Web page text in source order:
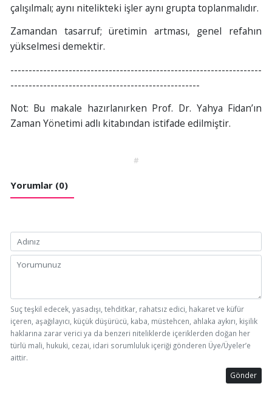
çalışılmalı; aynı nitelikteki işler aynı grupta toplanmalıdır.
Zamandan tasarruf; üretimin artması, genel refahın
yükselmesi demektir.
---------------------------------------------------------------------
----------------------------------------------------
Not: Bu makale hazırlanırken Prof. Dr. Yahya Fidan’ın
Zaman Yönetimi adlı kitabından istifade edilmiştir.
#
Yorumlar (0)
Suç teşkil edecek, yasadışı, tehditkar, rahatsız edici, hakaret ve küfür
içeren, aşağılayıcı, küçük düşürücü, kaba, müstehcen, ahlaka aykırı, kişilik
haklarına zarar verici ya da benzeri niteliklerde içeriklerden doğan her
türlü mali, hukuki, cezai, idari sorumluluk içeriği gönderen Üye/Üyeler’e
aittir.
Gönder